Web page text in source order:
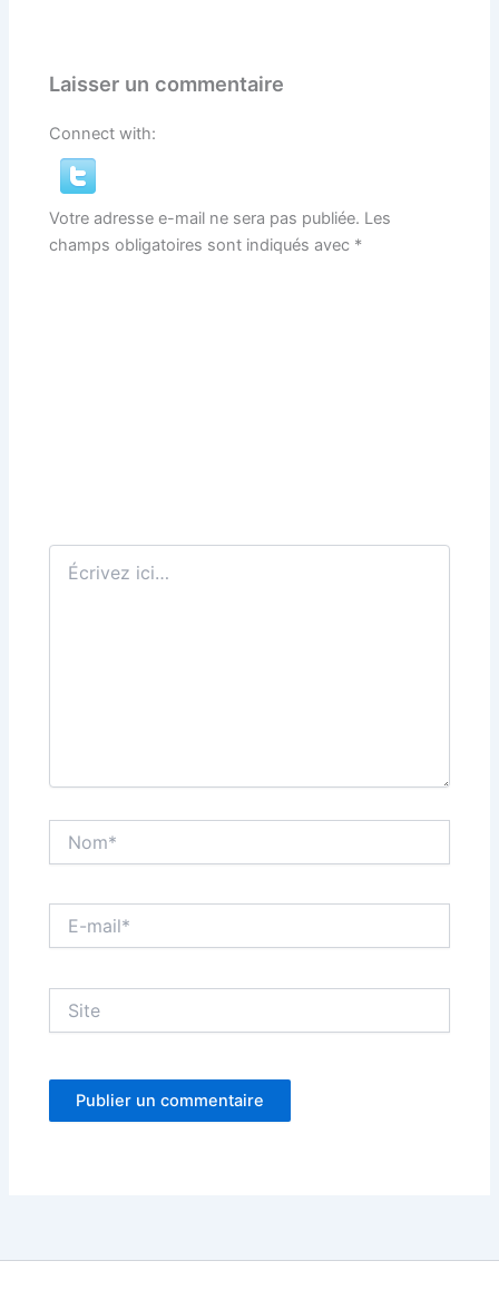
Laisser un commentaire
Connect with:
Votre adresse e-mail ne sera pas publiée. Les
champs obligatoires sont indiqués avec *
Écrivez
ici…
mail*